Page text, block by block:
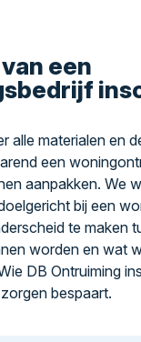
een
alle materialen en
een
aanpakken. We
bij een
te maken
worden en wat
DB Ontruiming
bespaart.